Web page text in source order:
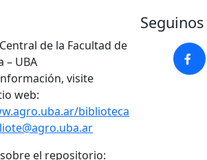
de la Facultad de
– UBA
visite
web:
biblioteca
el repositorio: